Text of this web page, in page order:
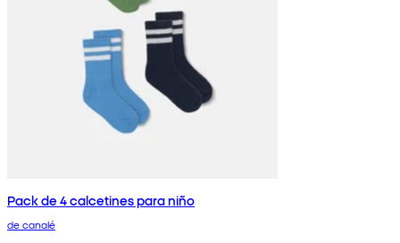
Pack de 4 calcetines para niño
de canalé